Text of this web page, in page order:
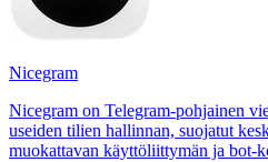
Nicegram
Nicegram on Telegram-pohjainen
useiden tilien hallinnan, suojatut
muokattavan käyttöliittymän ja bot-